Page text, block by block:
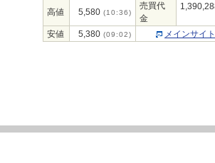
高値 5,580 (10:36)
売買代
金
安値 5,380 (09:02) メインサイ